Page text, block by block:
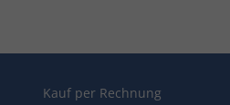
Kauf per Rechnung